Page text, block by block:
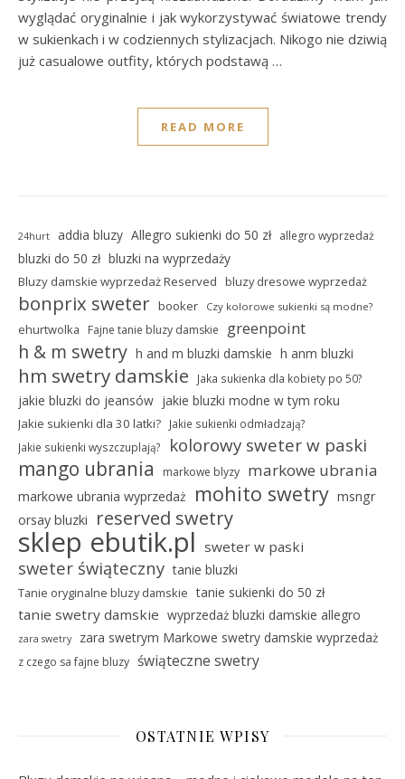
wyglądać oryginalnie i jak wykorzystywać światowe trendy
w sukienkach i w codziennych stylizacjach. Nikogo nie dziwią
już casualowe outfity, których podstawą …
READ MORE
24hurt addia bluzy Allegro sukienki do 50 zł allegro wyprzedaż
bluzki do 50 zł bluzki na wyprzedaży
Bluzy damskie wyprzedaż Reserved bluzy dresowe wyprzedaż
bonprix sweter booker Czy kolorowe sukienki są modne?
ehurtwolka Fajne tanie bluzy damskie greenpoint
h & m swetry h and m bluzki damskie h anm bluzki
hm swetry damskie Jaka sukienka dla kobiety po 50?
jakie bluzki do jeansów jakie bluzki modne w tym roku
Jakie sukienki dla 30 latki?
Jakie sukienki odmładzają?
Jakie sukienki wyszczuplają?
kolorowy sweter w paski
mango ubrania markowe blyzy markowe ubrania
markowe ubrania wyprzedaż mohito swetry msngr
orsay bluzki
reserved swetry
sklep ebutik.pl sweter w paski
sweter świąteczny tanie bluzki
Tanie oryginalne bluzy damskie tanie sukienki do 50 zł
tanie swetry damskie wyprzedaż bluzki damskie allegro
zara swetry zara swetrym Markowe swetry damskie wyprzedaż
z czego sa fajne bluzy świąteczne swetry
OSTATNIE WPISY